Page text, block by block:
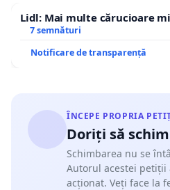
Lidl: Mai multe cărucioare
7 semnături
Notificare de transparență
ÎNCEPE PROPRIA
Doriți să
Schimbarea nu se
Autorul acestei
acționat. Veți face la